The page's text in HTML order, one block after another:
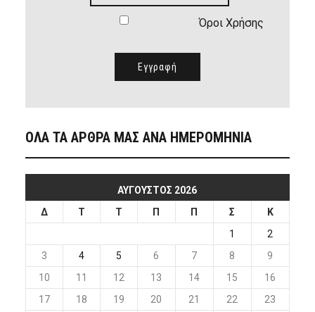
Όροι Χρήσης
ΟΛΑ ΤΑ ΑΡΘΡΑ ΜΑΣ ΑΝΑ ΗΜΕΡΟΜΗΝΙΑ
ΑΎΓΟΥΣΤΟΣ 2026
Δ
Τ Τ Π Π Σ
Κ
1
2
3
4 5 6 7 8
9
10
11 12 13 14 15
16
17
18 19 20 21 22 23